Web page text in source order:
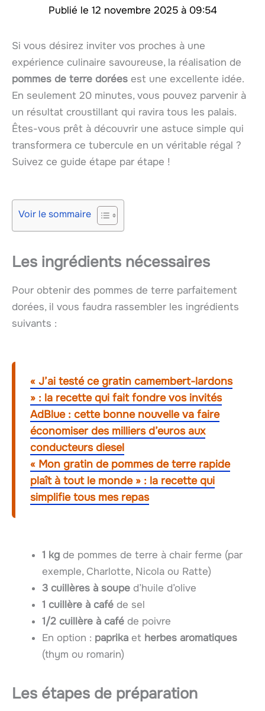
12 novembre 2025 à 09:54
Si vous désirez inviter vos proches à une
expérience culinaire savoureuse, la réalisation de
pommes de terre dorées est une excellente idée.
En seulement 20 minutes, vous pouvez parvenir à
un résultat croustillant qui ravira tous les palais.
Êtes-vous prêt à découvrir une astuce simple qui
transformera ce tubercule en un véritable régal ?
Suivez ce guide étape par étape !
Voir le sommaire
Les ingrédients nécessaires
Pour obtenir des pommes de terre parfaitement
dorées, il vous faudra rassembler les ingrédients
suivants :
« J’ai testé ce gratin camembert-lardons
» : la recette qui fait fondre vos invités
AdBlue : cette bonne nouvelle va faire
économiser des milliers d’euros aux
conducteurs diesel
« Mon gratin de pommes de terre rapide
plaît à tout le monde » : la recette qui
simplifie tous mes repas
1 kg de pommes de terre à chair ferme (par
exemple, Charlotte, Nicola ou Ratte)
3 cuillères à soupe d’huile d’olive
1 cuillère à café de sel
1/2 cuillère à café de poivre
En option : paprika et herbes aromatiques
(thym ou romarin)
Les étapes de préparation